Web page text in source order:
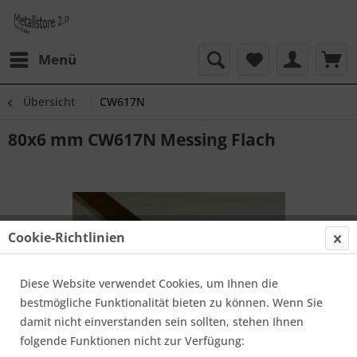
Menü
Übersicht CW617N
80x6 mm CW617N Messing Flach
Cookie-Richtlinien
Diese Website verwendet Cookies, um Ihnen die
bestmögliche Funktionalität bieten zu können. Wenn Sie
damit nicht einverstanden sein sollten, stehen Ihnen
folgende Funktionen nicht zur Verfügung: